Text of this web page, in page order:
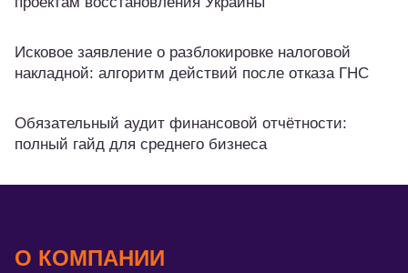
Исковое заявление о разблокировке налоговой
накладной: алгоритм действий после отказа ГНС
Обязательный аудит финансовой отчётности:
полный гайд для среднего бизнеса
О КОМПАНИИ